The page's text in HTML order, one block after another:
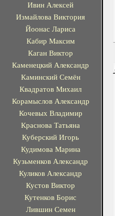
Ивин Алексей
Измайлова Виктория
Йоонас Лариса
Кабир Максим
Каган Виктор
Каменецкий Александр
Каминский Семён
Квадратов Михаил
Корамыслов Александр
Кочевых Владимир
Краснова Татьяна
Куберский Игорь
Кудимова Марина
Кузьменков Александр
Куликов Александр
Кустов Виктор
Кутенков Борис
Лившин Семен